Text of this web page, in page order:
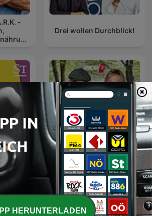
-
Drei wollen Durchblick!
WDR 2 Frag dich fit – mit
Doc Esser und Johanna
HERUNTERLADEN